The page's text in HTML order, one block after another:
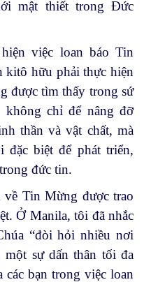
mật thiết trong Đức
việc loan báo Tin
hữu phải thực hiện
được tìm thấy trong sứ
không chỉ để nâng đỡ
thần và vật chất, mà
biệt để phát triển,
đức tin.
Tin Mừng được trao
Ở Manila, tôi đã nhắc
“đòi hỏi nhiều nơi
một sự dấn thân tối đa
các bạn trong việc loan